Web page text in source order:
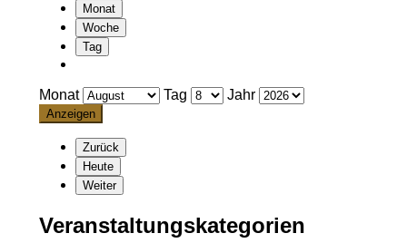
Monat
Woche
Tag
Monat Tag Jahr
Zurück
Heute
Weiter
Veranstaltungskategorien